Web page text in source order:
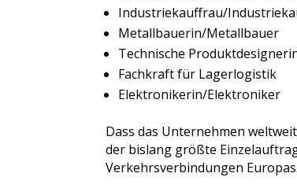
Industriekauffrau/
Metallbauerin/Metallbauer
Technische
Fachkraft für Lagerlogistik
Elektronikerin/Elektroniker
Dass das Unternehmen
der bislang größte
Verkehrsverbindungen Europas.